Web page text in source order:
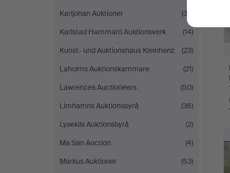
Karljohan Auktioner
(33)
Karlstad Hammarö Auktionsverk
(14)
Kunst- und Auktionshaus Kleinhenz
(23)
Laholms Auktionskammare
(21)
Lawrences Auctioneers
(50)
Limhamns Auktionsbyrå
(36)
Lysekils Auktionsbyrå
(2)
Ma San Auction
(4)
Markus Auktioner
(53)